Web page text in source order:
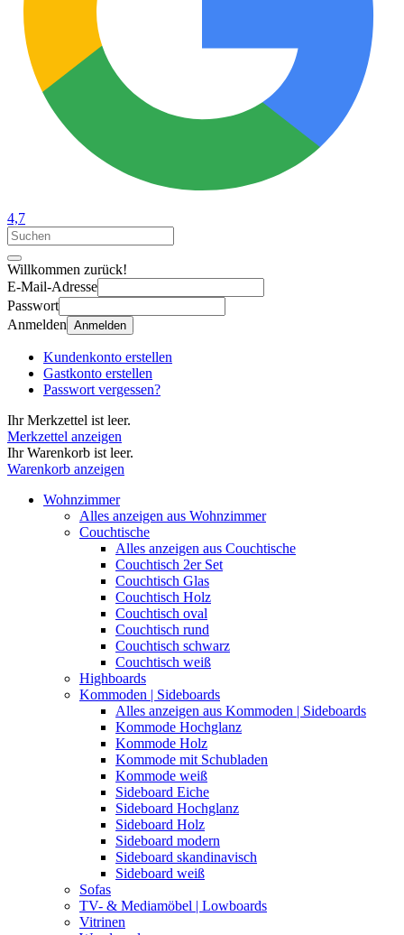
4,7
Willkommen zurück!
E-Mail-Adresse
Passwort
Anmelden Anmelden
Kundenkonto erstellen
Gastkonto erstellen
Passwort vergessen?
Ihr Merkzettel ist leer.
Merkzettel anzeigen
Ihr Warenkorb ist leer.
Warenkorb anzeigen
Wohnzimmer
Alles anzeigen aus Wohnzimmer
Couchtische
Alles anzeigen aus Couchtische
Couchtisch 2er Set
Couchtisch Glas
Couchtisch Holz
Couchtisch oval
Couchtisch rund
Couchtisch schwarz
Couchtisch weiß
Highboards
Kommoden | Sideboards
Alles anzeigen aus Kommoden | Sideboards
Kommode Hochglanz
Kommode Holz
Kommode mit Schubladen
Kommode weiß
Sideboard Eiche
Sideboard Hochglanz
Sideboard Holz
Sideboard modern
Sideboard skandinavisch
Sideboard weiß
Sofas
TV- & Mediamöbel | Lowboards
Vitrinen